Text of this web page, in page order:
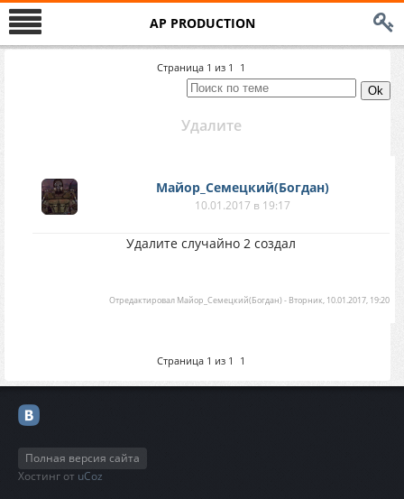
AP PRODUCTION
Страница 1 из 1 1
Удалите
Майор_Семецкий(Богдан)
10.01.2017 в 19:17
Удалите случайно 2 создал
Отредактировал Майор_Семецкий(Богдан)- Вторник, 10.01.2017, 19:20
Страница 1 из 1 1
Полная версия сайта
Хостинг от uCoz